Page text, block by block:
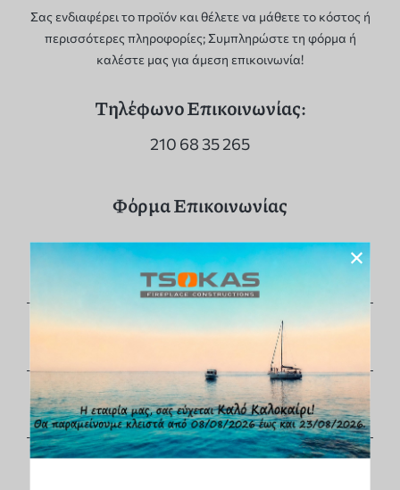
×
Σας ενδιαφέρει το προϊόν και θέλετε να μάθετε το κόστος ή
περισσότερες πληροφορίες; Συμπληρώστε τη φόρμα ή
καλέστε μας για άμεση επικοινωνία!
Τηλέφωνο Επικοινωνίας:
210 68 35 265
Φόρμα Επικοινωνίας